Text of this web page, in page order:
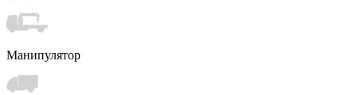
Манипулятор